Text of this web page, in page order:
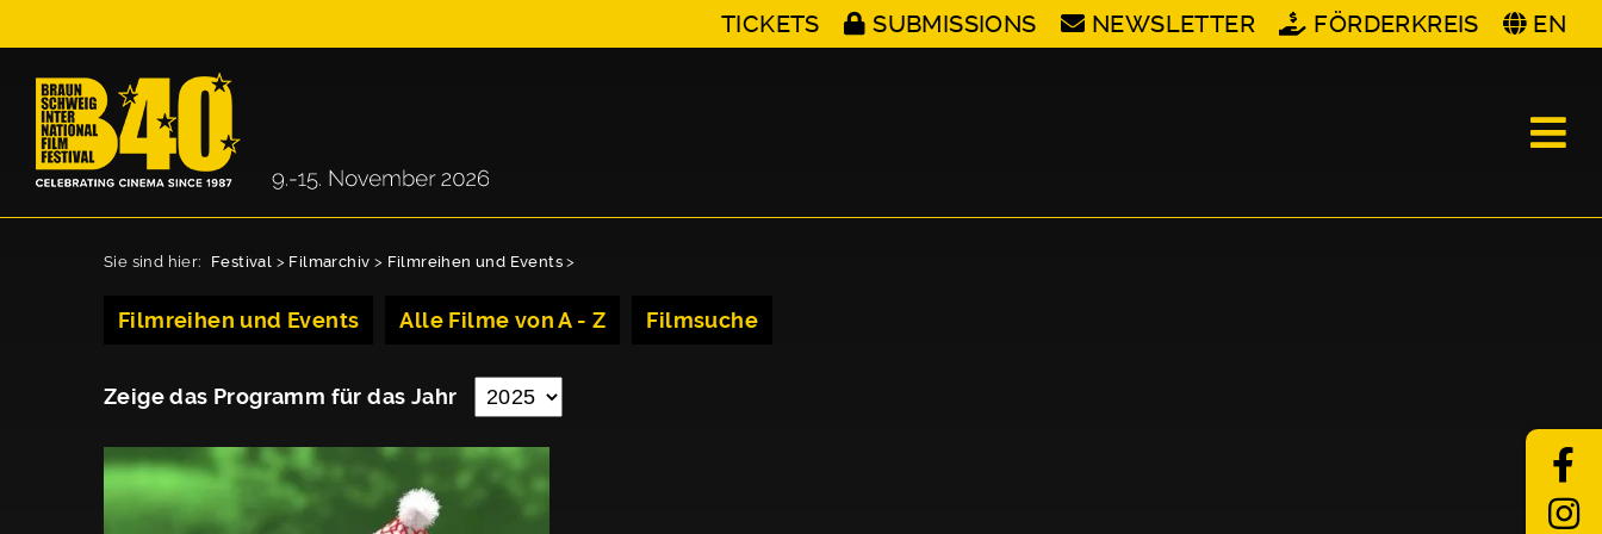
TICKETS SUBMISSIONS NEWSLETTER FÖRDERKREIS EN
Sie sind hier: Festival > Filmarchiv > Filmreihen und Events >
Filmreihen und Events Alle Filme von A - Z Filmsuche
Zeige das Programm für das Jahr